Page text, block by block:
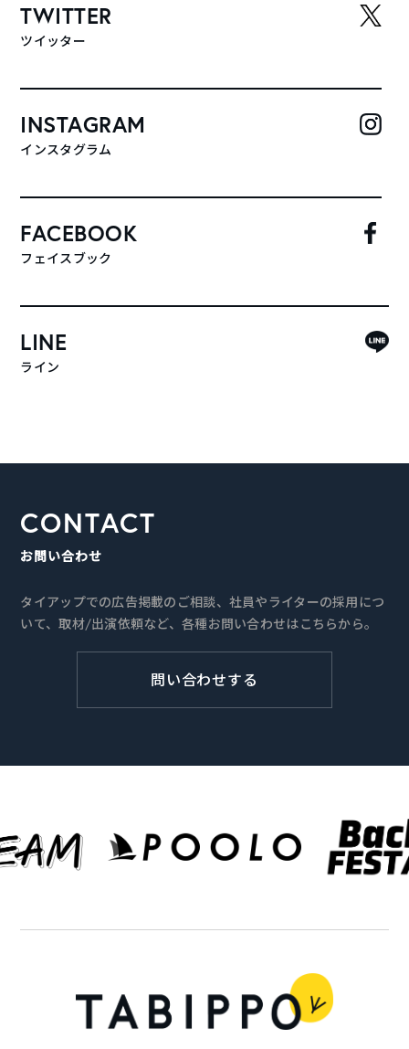
TWITTER
ツイッター
INSTAGRAM
インスタグラム
FACEBOOK
フェイスブック
LINE
ライン
CONTACT
お問い合わせ
タイアップでの広告掲載のご相談、社員やライターの採用につ
いて、取材/出演依頼など、各種お問い合わせはこちらから。
問い合わせする